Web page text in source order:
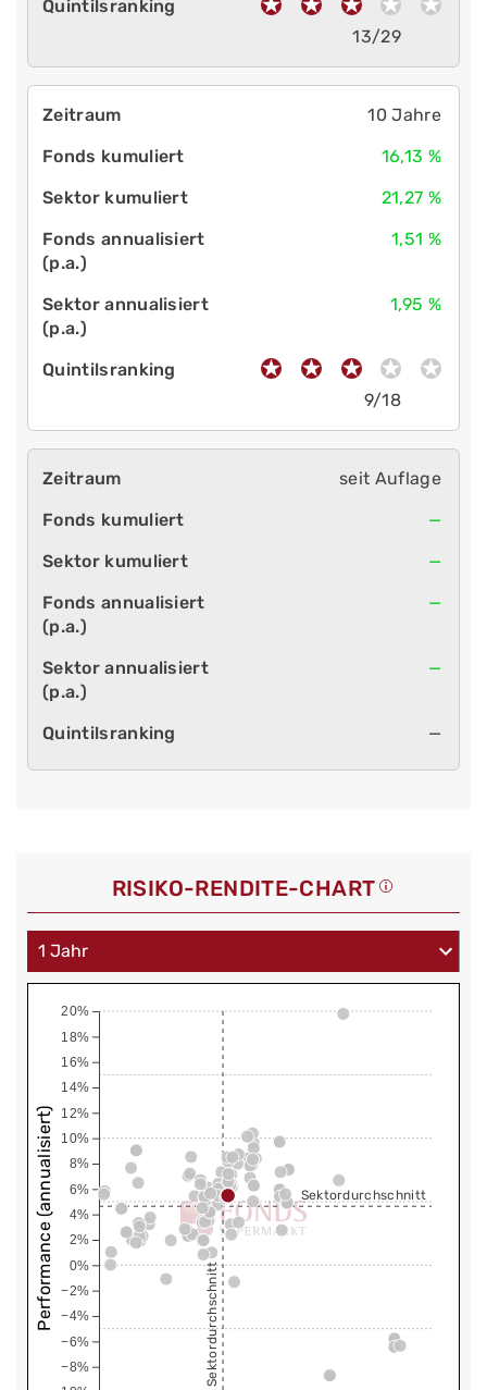
13/29
10 Jahre
16,13 %
21,27 %
1,51 %
1,95 %
9/18
seit Auflage
—
—
—
—
—
RISIKO-RENDITE-CHART
−8%
−6%
−4%
−2%
0%
2%
4%
6%
8%
10%
12%
14%
16%
18%
20%
Sektordurchschnitt
Sektordurchschnitt
Performance (annualisiert)